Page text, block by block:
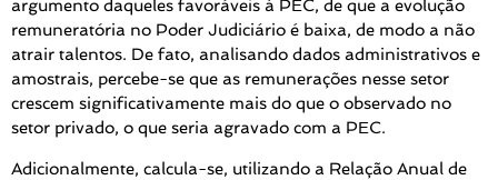
argumento daqueles favoráveis à PEC, de que a evolução
remuneratória no Poder Judiciário é baixa, de modo a não
atrair talentos. De fato, analisando dados administrativos e
amostrais, percebe-se que as remunerações nesse setor
crescem significativamente mais do que o observado no
setor privado, o que seria agravado com a PEC.
Adicionalmente, calcula-se, utilizando a Relação Anual de